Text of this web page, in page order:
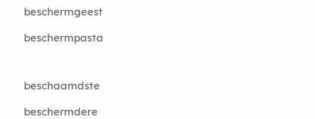
beschermgeest
beschermpasta
beschaamdste
beschermdere